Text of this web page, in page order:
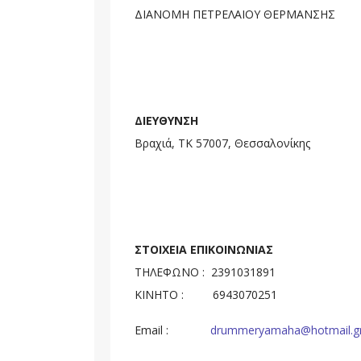
ΔΙΑΝΟΜΗ ΠΕΤΡΕΛΑΙΟΥ ΘΕΡΜΑΝΣΗΣ
ΔΙΕΥΘΥΝΣΗ
Βραχιά, ΤΚ 57007, Θεσσαλονίκης
ΣΤΟΙΧΕΙΑ ΕΠΙΚΟΙΝΩΝΙΑΣ
ΤΗΛΕΦΩΝΟ : 2391031891
ΚΙΝΗΤΟ : 6943070251
Email :